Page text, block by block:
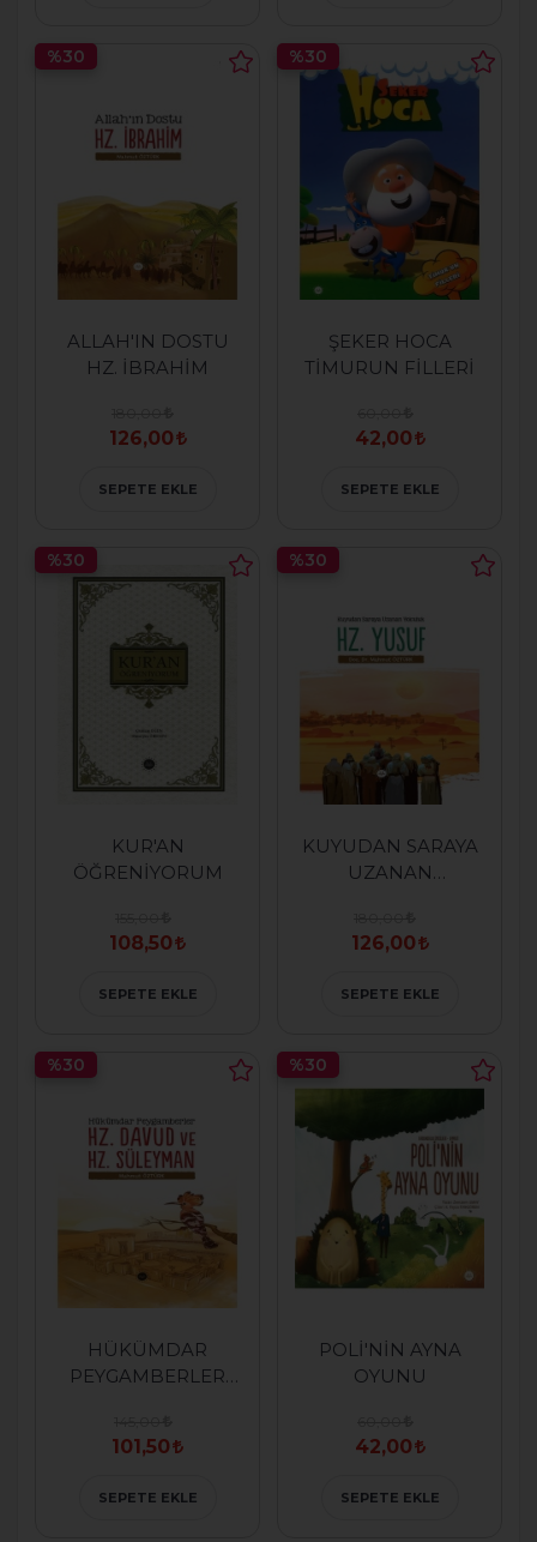
ALLAH'IN DOSTU
HZ. İBRAHİM
126,00
%30
SEPETE EKLE
ŞEKER HOCA
TİMURUN FİLLERİ
42,00
%30
SEPETE EKLE
KUR'AN
ÖĞRENİYORUM
108,50
%30
SEPETE EKLE
KUYUDAN SARAYA
UZANAN
126,00
%30
SEPETE EKLE
HÜKÜMDAR
PEYGAMBERLER
101,50
%30
SEPETE EKLE
POLİ'NİN AYNA
OYUNU
42,00
%30
SEPETE EKLE